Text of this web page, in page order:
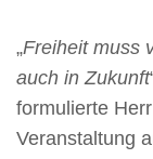
„Freiheit muss
auch in Zukunft
formulierte
Veranstaltung